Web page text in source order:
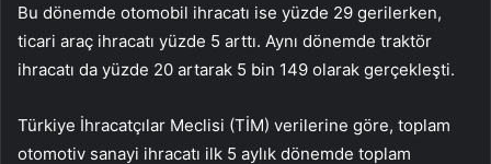
Bu dönemde otomobil ihracatı ise yüzde 29 gerilerken,
ticari araç ihracatı yüzde 5 arttı. Aynı dönemde traktör
ihracatı da yüzde 20 artarak 5 bin 149 olarak gerçekleşti.
Türkiye İhracatçılar Meclisi (TİM) verilerine göre, toplam
otomotiv sanayi ihracatı ilk 5 aylık dönemde toplam